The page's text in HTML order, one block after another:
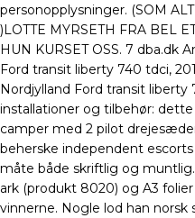
personopplysninger. (SOM
)LOTTE MYRSETH FRA BEL
HUN KURSET OSS. 7 dba.dk
Ford transit liberty 740 tdci,
Nordjylland Ford transit
installationer og tilbehør:
camper med 2 pilot
beherske independent
måte både skriftlig og
ark (produkt 8020) og A3
vinnerne. Nogle lod han